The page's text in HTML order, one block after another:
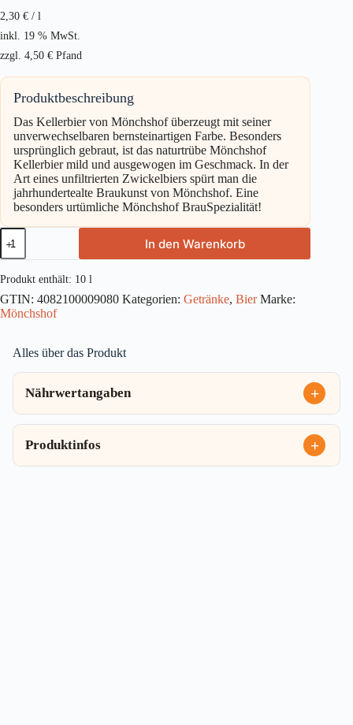
2,30 € / l
inkl. 19 % MwSt.
zzgl. 4,50 € Pfand
Produktbeschreibung
Das Kellerbier von Mönchshof überzeugt mit seiner
unverwechselbaren bernsteinartigen Farbe. Besonders
ursprünglich gebraut, ist das naturtrübe Mönchshof
Kellerbier mild und ausgewogen im Geschmack. In der
Art eines unfiltrierten Zwickelbiers spürt man die
jahrhundertealte Braukunst von Mönchshof. Eine
besonders urtümliche Mönchshof BrauSpezialität!
Mönchshof
Kellerbier
20x0,5l
Menge
In den Warenkorb
Produkt enthält: 10 l
GTIN: 4082100009080 Kategorien: Getränke, Bier Marke:
Mönchshof
Alles über das Produkt
Nährwertangaben
Produktinfos